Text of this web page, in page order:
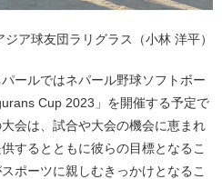
ア球友団ラリグラス（小林 洋平）
ールではネパール野球ソフトボー
Cup 2023」を開催する予定で
会は、試合や大会の機会に恵まれ
するとともに彼らの目標となるこ
ポーツに親しむきっかけとなるこ